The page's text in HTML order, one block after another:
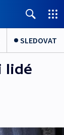
SLEDOVAT
lidé